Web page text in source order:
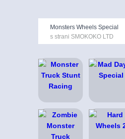
Monsters Wheels Special
s strani SMOKOKO LTD